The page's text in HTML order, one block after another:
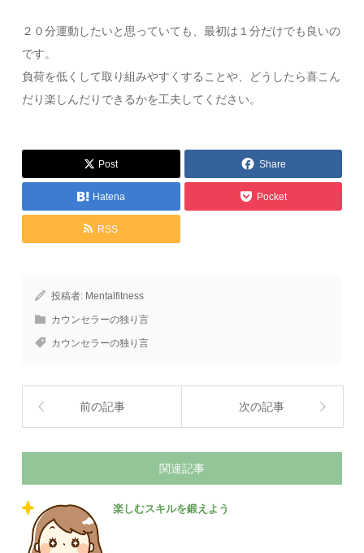
２０分運動したいと思っていても、最初は１分だけでも良いの
です。
負荷を低くして取り組みやすくすることや、どうしたら喜こん
だり楽しんだりできるかを工夫してください。
Post Share
Hatena Pocket
RSS
投稿者: Mentalfitness
カウンセラーの独り言
カウンセラーの独り言
前の記事 次の記事
関連記事
楽しむスキルを鍛えよう